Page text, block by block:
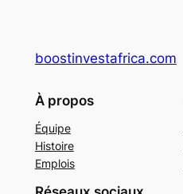
boostinvestafrica.com
À propos
Équipe
Histoire
Emplois